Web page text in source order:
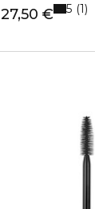
27,50 € 5 1